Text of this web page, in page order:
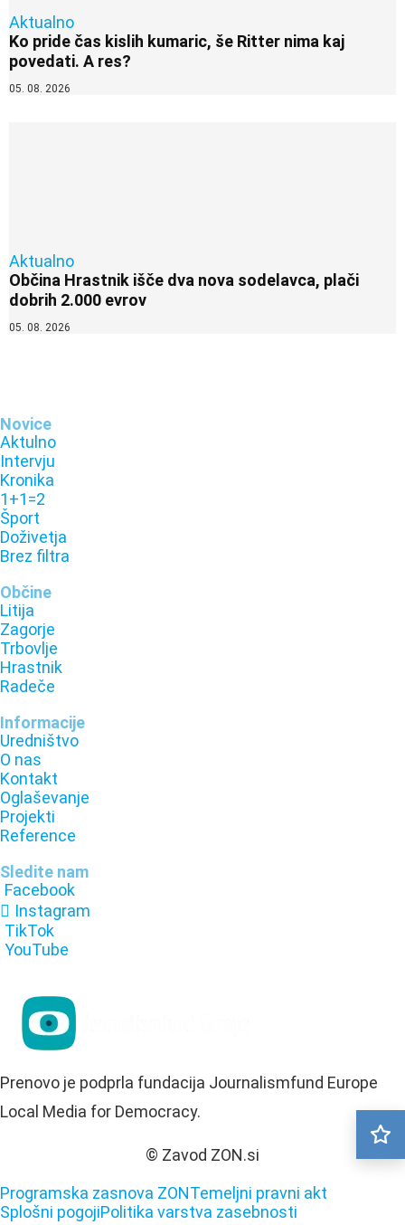
Aktualno
Ko pride čas kislih kumaric, še Ritter nima kaj
povedati. A res?
05. 08. 2026
Aktualno
Občina Hrastnik išče dva nova sodelavca, plači
dobrih 2.000 evrov
05. 08. 2026
Novice
Aktulno
Intervju
Kronika
1+1=2
Šport
Doživetja
Brez filtra
Občine
Litija
Zagorje
Trbovlje
Hrastnik
Radeče
Informacije
Uredništvo
O nas
Kontakt
Oglaševanje
Projekti
Reference
Sledite nam
Facebook
Instagram
TikTok
YouTube
Prenovo je podprla fundacija Journalismfund Europe
Local Media for Democracy.
© Zavod ZON.si
Programska zasnova ZONTemeljni pravni akt
Splošni pogojiPolitika varstva zasebnosti